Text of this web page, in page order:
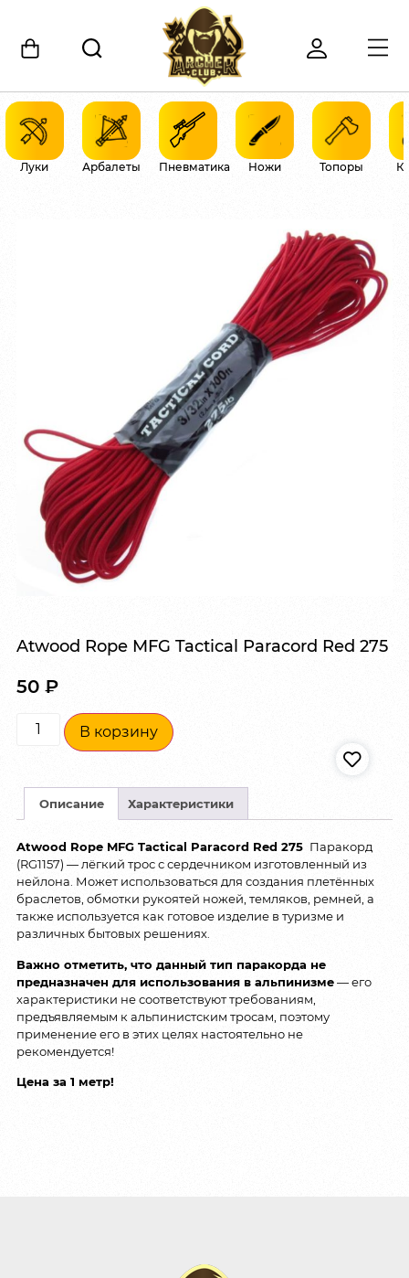
Луки Арбалеты Пневматика Ножи Топоры
Atwood Rope MFG Tactical Paracord Red 275
50 ₽
В корзину
Описание Характеристики
Atwood Rope MFG Tactical Paracord Red 275 Паракорд
(RG1157) — лёгкий трос с сердечником изготовленный из
нейлона. Может использоваться для создания плетённых
браслетов, обмотки рукоятей ножей, темляков, ремней, а
также используется как готовое изделие в туризме и
различных бытовых решениях.
Важно отметить, что данный тип паракорда не
предназначен для использования в альпинизме— его
характеристики не соответствуют требованиям,
предъявляемым к альпинистским тросам, поэтому
применение его в этих целях настоятельно не
рекомендуется!
Цена за 1 метр!